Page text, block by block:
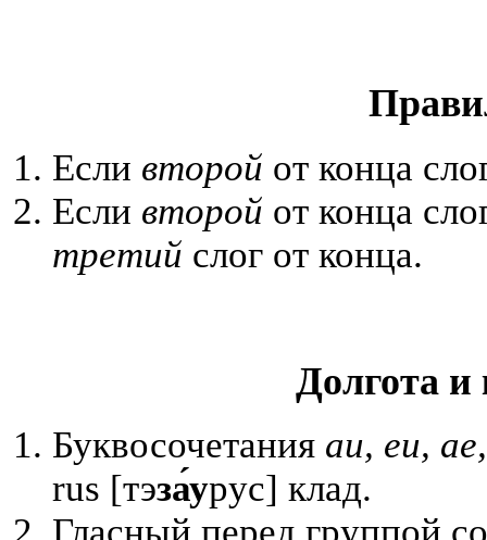
Если второй от конца
Если второй от конца
третий слог от конца.
Долгота и
Буквосочетания au, eu, ae
rus [тэза́урус] клад.